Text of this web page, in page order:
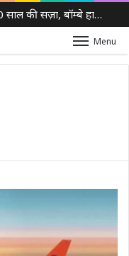
2013 रेप केस में तरुण तेजपाल को 10 साल की सज़ा, बॉम्बे हाई कोर्ट ने लगाया 10 लाख रुपये का जुर्माना
Menu